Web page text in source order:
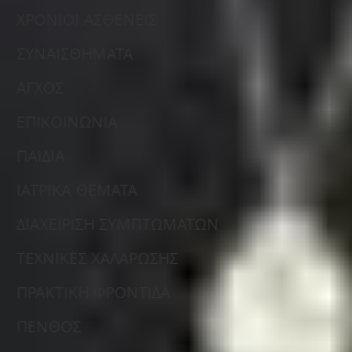
ΔΙΑΧΕΙΡΙΣΗ ΣΥΜΠΤΩΜΑΤΩΝ
ΤΕΧΝΙΚΕΣ ΧΑΛΑΡΩΣΗΣ